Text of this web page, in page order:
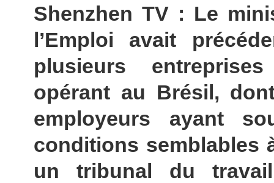
Shenzhen TV : Le
l’Emploi avait
plusieurs
opérant au Brésil,
employeurs ayant
conditions semblables
un tribunal du